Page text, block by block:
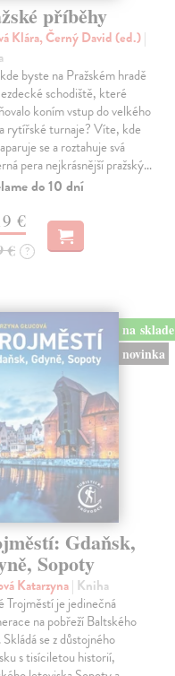
příběhy
Klára, Černý David (ed.)|
byste na Pražském hradě
schodiště, které
koním vstup do velkého
rytířské turnaje? Víte, kde
se a roztahuje svá
pera nejkrásnější pražský…
do 10 dní
€
€ ?
na sklade
novinka
Gdaňsk,
Sopoty
Katarzyna| Kniha
Trojměstí je jedinečná
na pobřeží Baltského
se z důstojného
s tisíciletou historií,